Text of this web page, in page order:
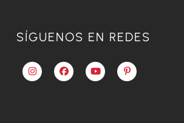
SÍGUENOS EN REDES